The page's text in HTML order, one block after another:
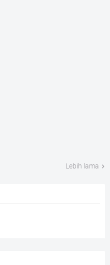
Lebih lama